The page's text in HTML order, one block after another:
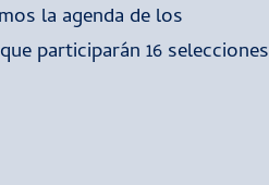
la agenda de los
participarán 16 selecciones